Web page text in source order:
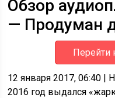
Обзор
— Продуман
Перейти
12 января 2017, 06:40 |
2016 год выдался